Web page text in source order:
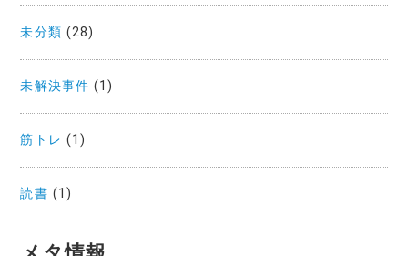
未分類 (28)
未解決事件 (1)
筋トレ (1)
読書 (1)